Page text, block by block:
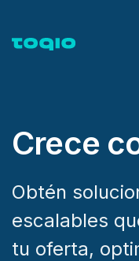
Crece
Obtén
escalables
tu oferta,